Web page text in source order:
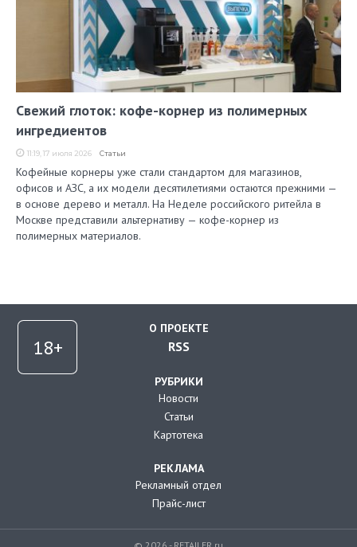
Свежий глоток: кофе-корнер из полимерных
ингредиентов
11:19, 17 июля 2026 Статьи
Кофейные корнеры уже стали стандартом для магазинов,
офисов и АЗС, а их модели десятилетиями остаются прежними —
в основе дерево и металл. На Неделе российского ритейла в
Москве представили альтернативу — кофе-корнер из
полимерных материалов.
О ПРОЕКТЕ
RSS
РУБРИКИ
Новости
Статьи
Картотека
РЕКЛАМА
Рекламный отдел
Прайс-лист